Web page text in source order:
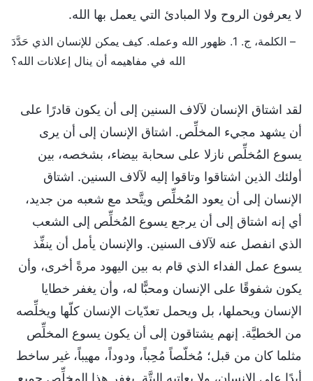
لا يعرفون الروح ولا المبادئ التي يعمل بها الله.
– الكلمة، ج. 1. ظهور الله وعمله. كيف يمكن للإنسان الذي حَدَّدَ
الله في مفاهيمه أن ينال إعلانات الله؟
لقد اشتاق الإنسان لآلاف السنين إلى أن يكون قادرًا على
أن يشهد مجيء المخلِّص. اشتاق الإنسان إلى أن يرى
يسوع المُخلِّص نازلا على سحابة بيضاء، بشخصه، بين
أولئك الذين اشتاقوا وتاقوا إليه لآلاف السنين. اشتاق
الإنسان إلى أن يعود المُخلِّص ويتَّحد مع شعبه من جديد،
أي إنه اشتاق إلى أن يرجع يسوع المُخلِّص إلى الشعب
الذي انفصل عنه لآلاف السنين. والإنسان يأمل أن ينفِّذ
يسوع عمل الفداء الذي قام به بين اليهود مرةً أخرى، وأن
يكون شفوقًا على الإنسان ومحبًّا له، وأن يغفر خطايا
الإنسان ويحملها، بل ويحمل تعدّيات الإنسان كلّها ويخلِّصه
من الخطيَّة. إنهم يشتاقون إلى أن يكون يسوع المخلِّص
مثلما كان من قبل؛ مُخلّصاً مُحِباً، ودوداً، مهيباً، غير ساخط
أبدًا على الإنسان، ولا يعاتبه البتَّة. يغفر هذا المخلِّص جميع